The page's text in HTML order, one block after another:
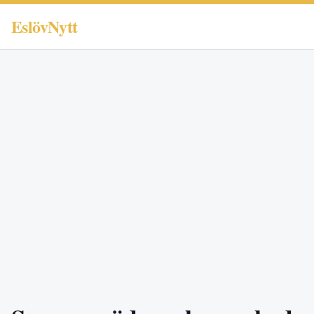
EslövNytt